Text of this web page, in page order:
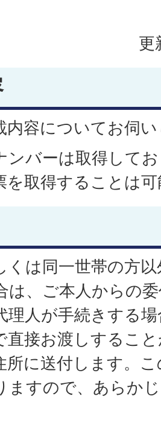
更
内容についてお伺
ンバーは取得して
を取得することは
は同一世帯の方
は、ご本人からの
理人が手続きする
直接お渡しするこ
所に送付します。
ますので、あらか